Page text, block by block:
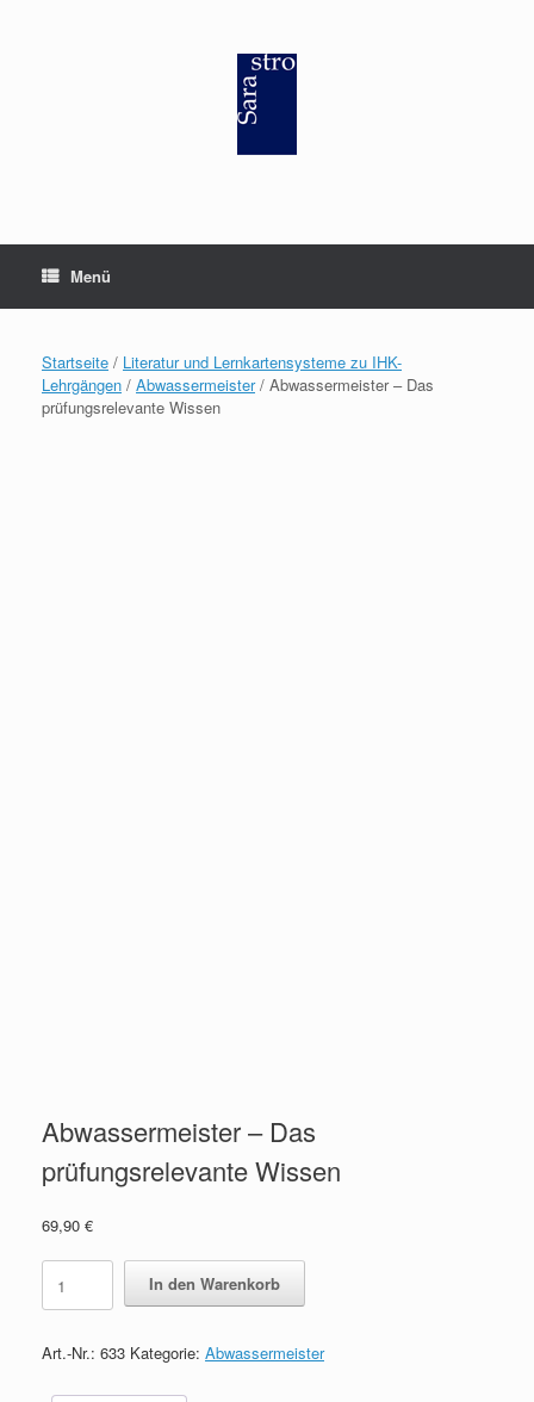
Menü
Startseite / Literatur und Lernkartensysteme zu IHK-
Lehrgängen / Abwassermeister/ Abwassermeister – Das
prüfungsrelevante Wissen
Abwassermeister – Das
prüfungsrelevante Wissen
69,90 €
Abwassermeister
Das
Wissen
In den Warenkorb
Art.-Nr.: 633 Kategorie: Abwassermeister